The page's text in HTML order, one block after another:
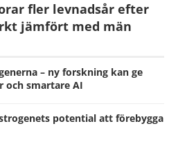
fler levnadsår efter
jämfört med män
– ny forskning kan ge
och smartare AI
potential att förebygga